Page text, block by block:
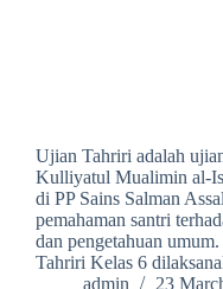
Ujian Tahriri adalah
Kulliyatul Mualimin al-
di PP Sains Salman
pemahaman santri
dan pengetahuan
Tahriri Kelas 6
admin
23